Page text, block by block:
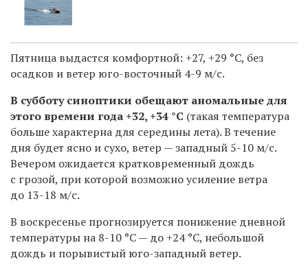
Пятница выдастся комфортной: +27, +29 °C, без
осадков и ветер юго-восточный 4-9 м/с.
В субботу синоптики обещают аномальные для
этого времени года +32, +34 °C (такая температура
больше характерна для середины лета). В течение
дня будет ясно и сухо, ветер —западный 5-10 м/с.
Вечером ожидается кратковременный дождь
с грозой, при которой возможно усиление ветра
до 13-18 м/с.
В воскресенье прогнозируется понижение дневной
температуры на 8-10 °C — до +24°C, небольшой
дождь и порывистый юго-западный ветер.